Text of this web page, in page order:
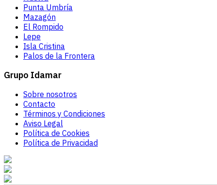
Punta Umbría
Mazagón
El Rompido
Lepe
Isla Cristina
Palos de la Frontera
Grupo Idamar
Sobre nosotros
Contacto
Términos y Condiciones
Aviso Legal
Política de Cookies
Política de Privacidad